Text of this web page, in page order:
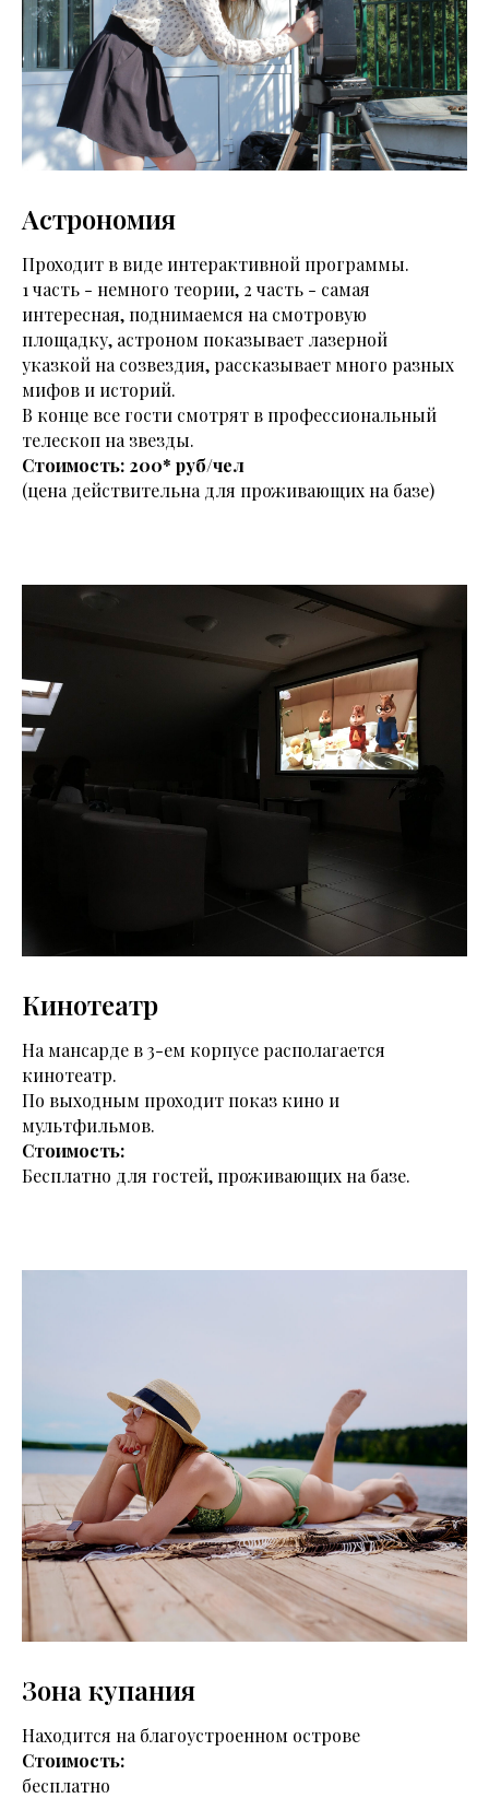
Астрономия
Проходит в виде интерактивной программы.
1 часть - немного теории, 2 часть - самая
интересная, поднимаемся на смотровую
площадку, астроном показывает лазерной
указкой на созвездия, рассказывает много разных
мифов и историй.
В конце все гости смотрят в профессиональный
телескоп на звезды.
Стоимость: 200* руб/чел
(цена действительна для проживающих на базе)
Кинотеатр
На мансарде в 3-ем корпусе располагается
кинотеатр.
По выходным проходит показ кино и
мультфильмов.
Стоимость:
Бесплатно для гостей, проживающих на базе.
Зона купания
Находится на благоустроенном острове
Стоимость:
бесплатно